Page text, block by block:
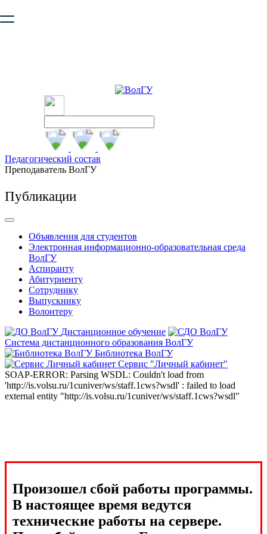
безопасную работу с сайтом. Пожалуйста
Педагогический состав
Преподаватель ВолГУ
Публикации
Объявления для студентов
Электронная информационно-образовательная среда
ВолГУ
Аспиранту
Абитуриенту
Сотруднику
Выпускнику
Волонтеру
Дистанционное обучение
Система дистанционного образования ВолГУ
Библиотека ВолГУ
Сервис "Личный кабинет"
SOAP-ERROR: Parsing WSDL: Couldn't load from
'http://is.volsu.ru/1cuniver/ws/staff.1cws?wsdl' : failed to load
external entity "http://is.volsu.ru/1cuniver/ws/staff.1cws?wsdl"
Произошел сбой работы программы.
В настоящее время ведутся
технические работы на сервере.